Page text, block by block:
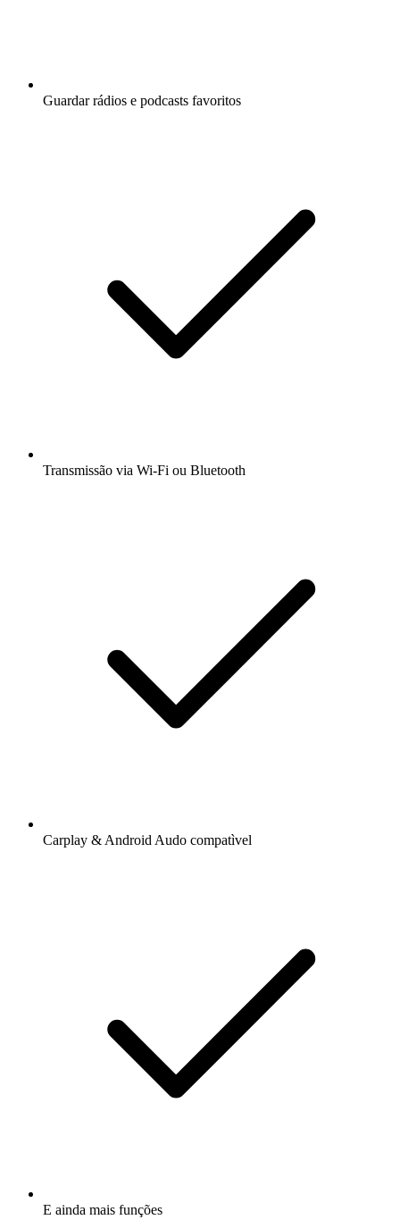
Guardar rádios e podcasts favoritos
Transmissão via Wi-Fi ou Bluetooth
Carplay & Android Audo compatìvel
E ainda mais funções